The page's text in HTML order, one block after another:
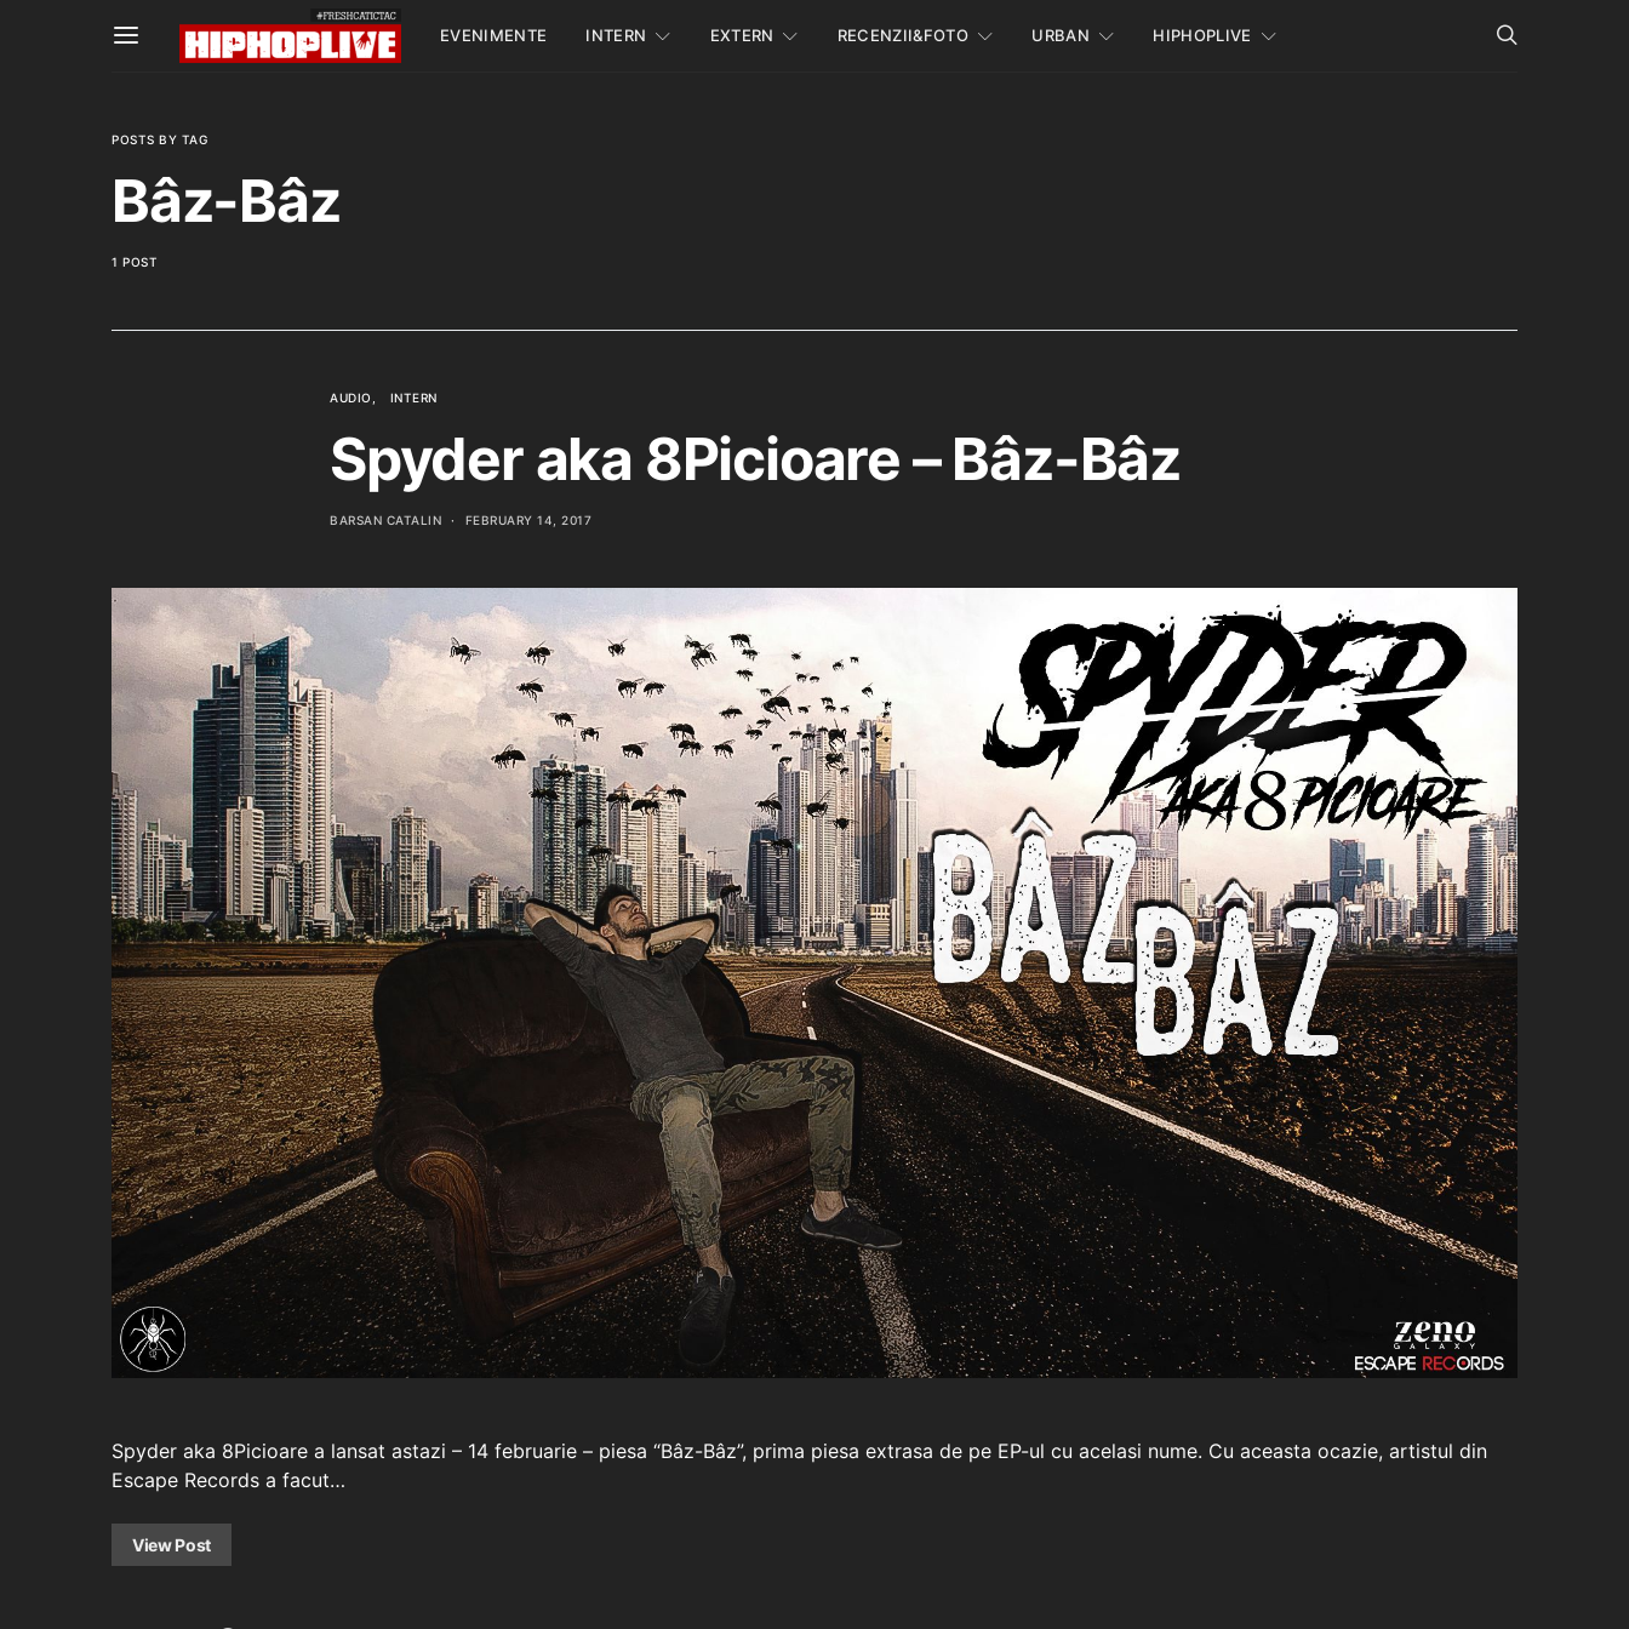
EVENIMENTE INTERN EXTERN RECENZII&FOTO URBAN HIPHOPLIVE
POSTS BY TAG
Bâz-Bâz
1 POST
AUDIO INTERN
Spyder aka 8Picioare – Bâz-Bâz
BARSAN CATALIN FEBRUARY 14, 2017
Spyder aka 8Picioare a lansat astazi – 14 februarie – piesa “Bâz-Bâz”, prima piesa extrasa de pe EP-ul cu acelasi nume. Cu aceasta ocazie, artistul din
Escape Records a facut…
View Post